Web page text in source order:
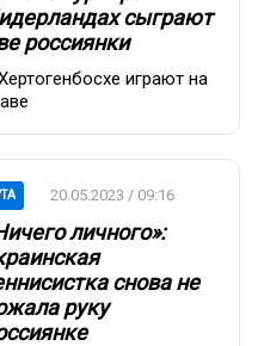
сыграют
россиянки
играют на
20.05.2023 / 09:16
личного»:
снова не
руку